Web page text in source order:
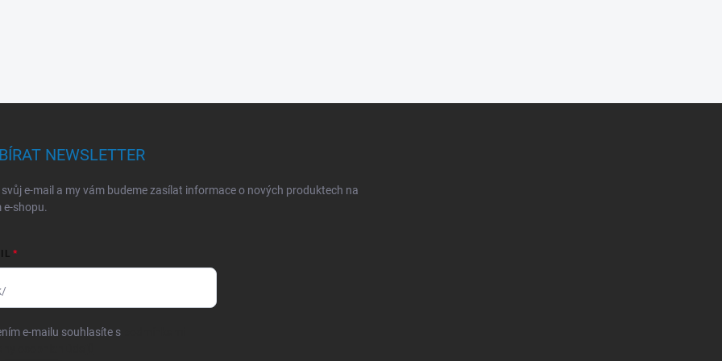
NEWSLETTER
e-mail a my vám budeme zasílat informace o nových produktech na
e-shopu.
e-mailu souhlasíte s